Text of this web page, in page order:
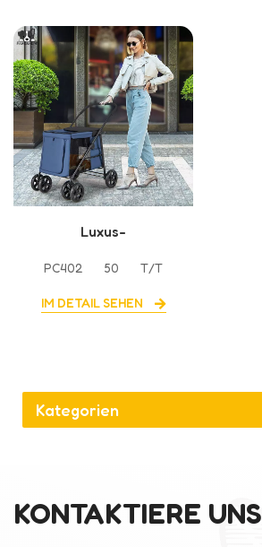
Luxus-
Direktverkauf ab Werk
PC402 50 T/T
IM DETAIL SEHEN
Kategorien
KONTAKTIERE UNS